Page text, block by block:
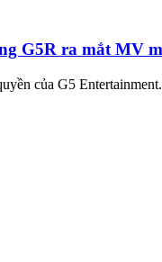
G5R ra mắt MV
của G5